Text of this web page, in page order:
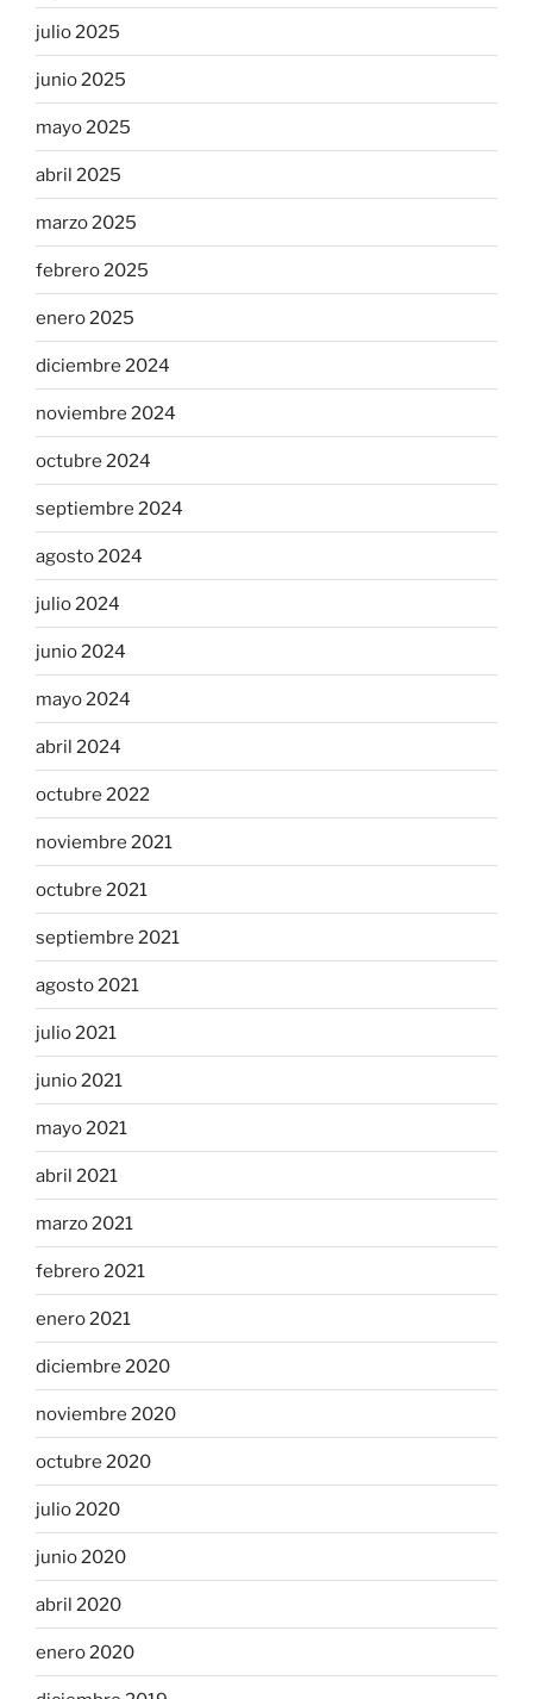
julio 2025
junio 2025
mayo 2025
abril 2025
marzo 2025
febrero 2025
enero 2025
diciembre 2024
noviembre 2024
octubre 2024
septiembre 2024
agosto 2024
julio 2024
junio 2024
mayo 2024
abril 2024
octubre 2022
noviembre 2021
octubre 2021
septiembre 2021
agosto 2021
julio 2021
junio 2021
mayo 2021
abril 2021
marzo 2021
febrero 2021
enero 2021
diciembre 2020
noviembre 2020
octubre 2020
julio 2020
junio 2020
abril 2020
enero 2020